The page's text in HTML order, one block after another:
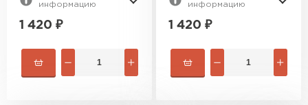
информацию
1 420 ₽
информацию
1 420 ₽